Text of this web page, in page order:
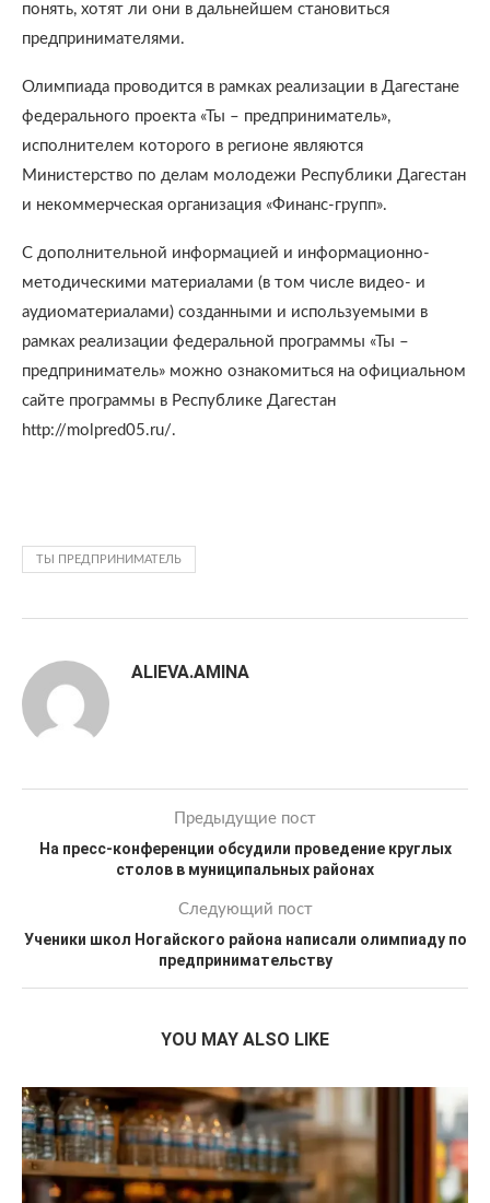
понять, хотят ли они в дальнейшем становиться
предпринимателями.
Олимпиада проводится в рамках реализации в Дагестане
федерального проекта «Ты – предприниматель»,
исполнителем которого в регионе являются
Министерство по делам молодежи Республики Дагестан
и некоммерческая организация «Финанс-групп».
С дополнительной информацией и информационно-
методическими материалами (в том числе видео- и
аудиоматериалами) созданными и используемыми в
рамках реализации федеральной программы «Ты –
предприниматель» можно ознакомиться на официальном
сайте программы в Республике Дагестан
http://molpred05.ru/.
ТЫ ПРЕДПРИНИМАТЕЛЬ
ALIEVA.AMINA
Предыдущие пост
На пресс-конференции обсудили проведение круглых
столов в муниципальных районах
Следующий пост
Ученики школ Ногайского района написали олимпиаду по
предпринимательству
YOU MAY ALSO LIKE